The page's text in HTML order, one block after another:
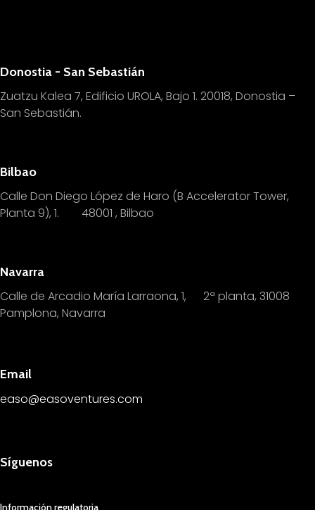
Donostia - San Sebastián
Zuatzu Kalea 7, Edificio UROLA, Bajo 1. 20018, Donostia –
San Sebastián.
Bilbao
Calle Don Diego López de Haro (B Accelerator Tower,
Planta 9), 1. 48001 , Bilbao
Navarra
Calle de Arcadio María Larraona, 1, 2ª planta, 31008
Pamplona, Navarra
Email
easo@easoventures.com
Síguenos
Información regulatoria